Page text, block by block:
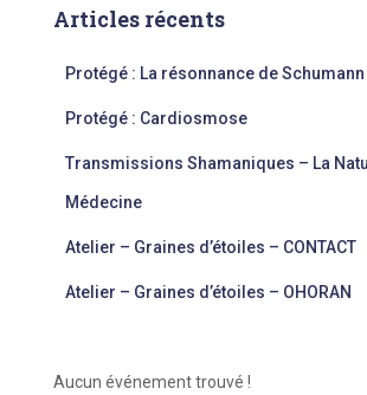
Articles récents
Protégé : La résonnance de Schumann
Protégé : Cardiosmose
Transmissions Shamaniques – La
Médecine
Atelier – Graines d’étoiles – CONTACT
Atelier – Graines d’étoiles – OHORAN
Aucun événement trouvé !